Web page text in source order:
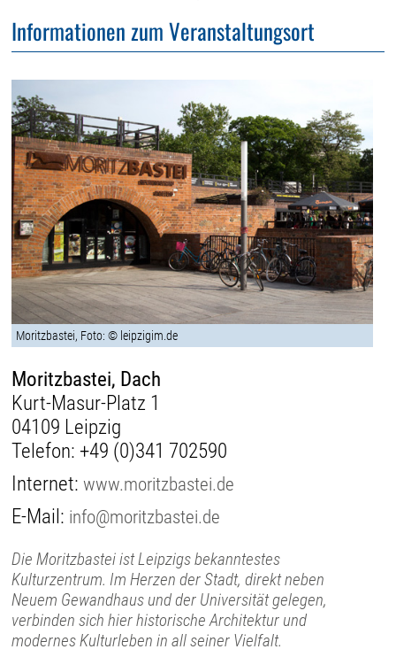
Informationen zum Veranstaltungsort
Moritzbastei, Foto: © leipzigim.de
Moritzbastei, Dach
Kurt-Masur-Platz 1
04109 Leipzig
Telefon: +49 (0)341 702590
Internet:www.moritzbastei.de
E-Mail: info@moritzbastei.de
Die Moritzbastei ist Leipzigs bekanntestes
Kulturzentrum. Im Herzen der Stadt, direkt neben
Neuem Gewandhaus und der Universität gelegen,
verbinden sich hier historische Architektur und
modernes Kulturleben in all seiner Vielfalt.